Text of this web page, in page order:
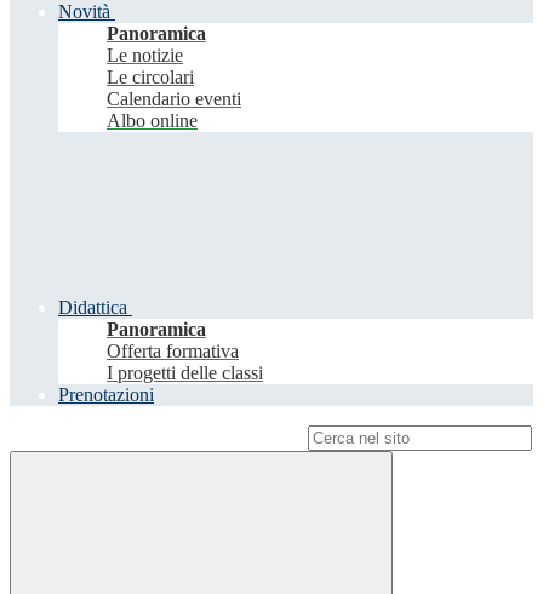
Novità
Panoramica
Le notizie
Le circolari
Calendario eventi
Albo online
Didattica
Panoramica
Offerta formativa
I progetti delle classi
Prenotazioni